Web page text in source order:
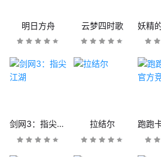
明日方舟 云梦四时歌
剑网3：指尖江湖 拉结尔